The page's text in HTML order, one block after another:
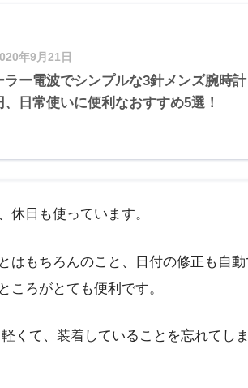
年9月21日
ラー電波でシンプルな3針メンズ腕時
、日常使いに便利なおすすめ5選！
休日も使っています。
はもちろんのこと、日付の修正も自動
ころがとても便利です。
くて、装着していることを忘れてし